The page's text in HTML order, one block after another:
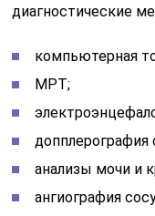
диагностические
компьютерная
МРТ;
допплерография
анализы мочи и
ангиография